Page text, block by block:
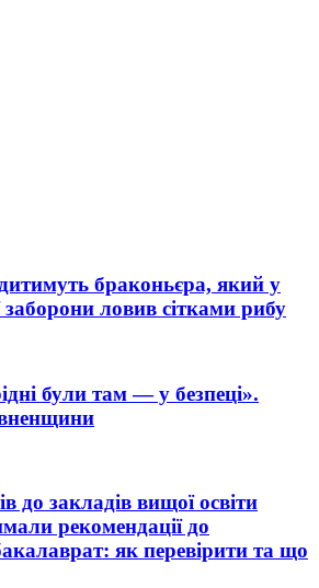
браконьєра, який у
заборони ловив сітками рибу
були там — у безпеці».
до закладів вищої освіти
рекомендації до
як перевірити та що